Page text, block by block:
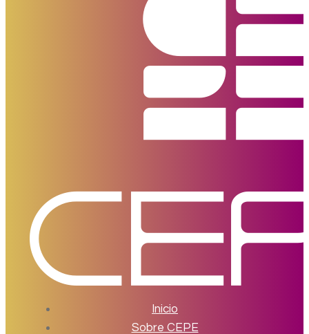
Inicio
Sobre CEPE